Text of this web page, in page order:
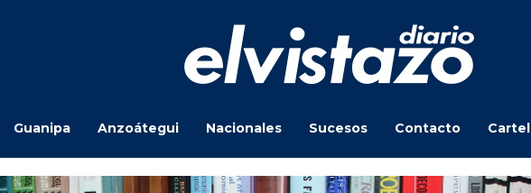
Guanipa Anzoátegui Nacionales Sucesos Contacto